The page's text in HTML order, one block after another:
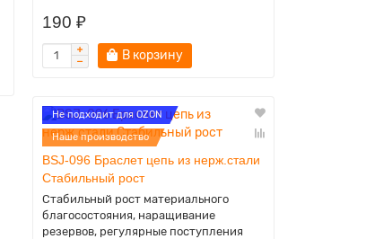
190 ₽
В корзину
Не подходит для OZON
Наше производство
BSJ-096 Браслет цепь из нерж.стали
Стабильный рост
Стабильный рост материального
благосостояния, наращивание
резервов, регулярные поступления